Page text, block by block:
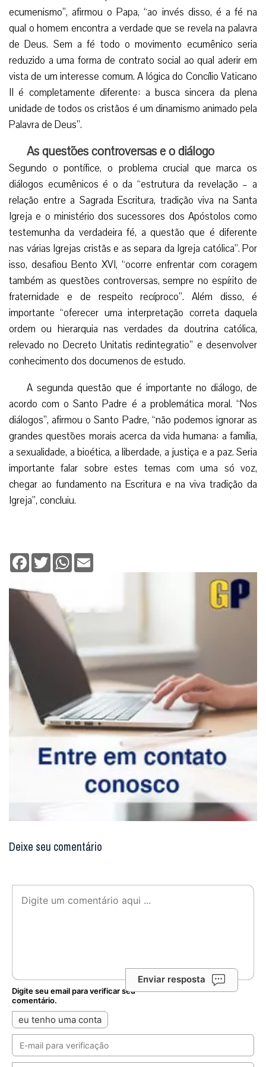
ecumenismo”, afirmou o Papa, “ao invés disso, é a fé na
qual o homem encontra a verdade que se revela na palavra
de Deus. Sem a fé todo o movimento ecumênico seria
reduzido a uma forma de contrato social ao qual aderir em
vista de um interesse comum. A lógica do Concílio Vaticano
II é completamente diferente: a busca sincera da plena
unidade de todos os cristãos é um dinamismo animado pela
Palavra de Deus”.
As questões controversas e o diálogo
Segundo o pontífice, o problema crucial que marca os
diálogos ecumênicos é o da “estrutura da revelação – a
relação entre a Sagrada Escritura, tradição viva na Santa
Igreja e o ministério dos sucessores dos Apóstolos como
testemunha da verdadeira fé, a questão que é diferente
nas várias Igrejas cristãs e as separa da Igreja católica”. Por
isso, desafiou Bento XVI, “ocorre enfrentar com coragem
também as questões controversas, sempre no espírito de
fraternidade e de respeito recíproco”. Além disso, é
importante “oferecer uma interpretação correta daquela
ordem ou hierarquia nas verdades da doutrina católica,
relevado no Decreto Unitatis redintegratio” e desenvolver
conhecimento dos documenos de estudo.
A segunda questão que é importante no diálogo, de
acordo com o Santo Padre é a problemática moral. “Nos
diálogos”, afirmou o Santo Padre, “não podemos ignorar as
grandes questões morais acerca da vida humana: a família,
a sexualidade, a bioética, a liberdade, a justiça e a paz. Seria
importante falar sobre estes temas com uma só voz,
chegar ao fundamento na Escritura e na viva tradição da
Igreja”, concluiu.
Facebook
TwitterWhatsApp
Deixe seu comentário
Enviar resposta
Digite seu email para verificar seu
comentário.
eu tenho uma conta